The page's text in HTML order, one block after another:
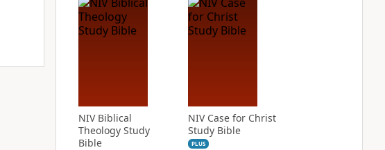
NIV Biblical
Theology Study
Bible
NIV Case for Christ
Study Bible
PLUS